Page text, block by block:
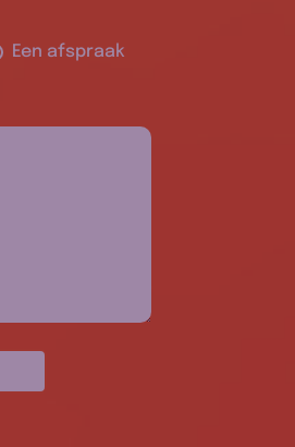
Een afspraak